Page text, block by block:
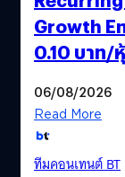
Growth
0.10 บาท/
06/08/2026
Read More
ทีมคอนเทนต์ BT